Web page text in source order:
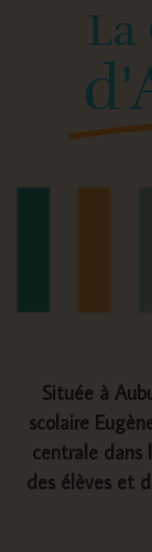
La
Située à
scolaire
centrale dans
des élèves et